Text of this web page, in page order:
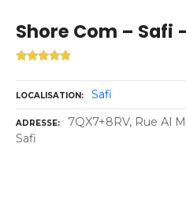
Shore Com – Safi
LOCALISATION Safi
ADRESSE
7QX7+8RV, Rue Al
Safi